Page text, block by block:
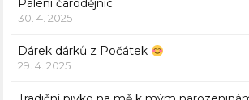
Pálení čarodějnic
30. 4. 2025
Dárek dárků z Počátek
29. 4. 2025